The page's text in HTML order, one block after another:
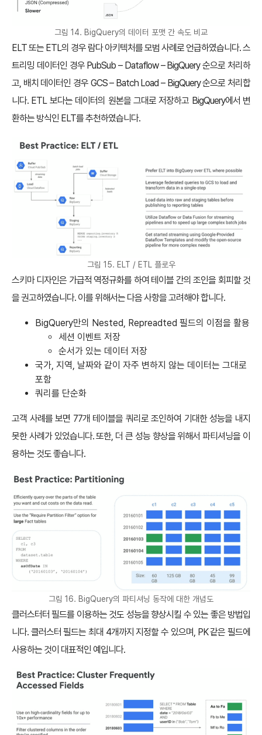
그림 14. BigQuery의 데이터 포맷 간 속도 비교
ELT 또는 ETL의 경우 람다 아키텍처를 모범 사례로 언급하였습니다. 스
트리밍 데이터인 경우 PubSub – Dataflow – BigQuery 순으로 처리하
고, 배치 데이터인 경우 GCS – Batch Load – BigQuery 순으로 처리합
니다. ETL 보다는 데이터의 원본을 그대로 저장하고 BigQuery에서 변
환하는 방식인 ELT를 추천하였습니다.
그림 15. ELT / ETL 플로우
스키마 디자인은 가급적 역정규화를 하여 테이블 간의 조인을 회피할 것
을 권고하였습니다. 이를 위해서는 다음 사항을 고려해야 합니다.
BigQuery만의 Nested, Repreadted 필드의 이점을 활용
세션 이벤트 저장
순서가 있는 데이터 저장
국가, 지역, 날짜와 같이 자주 변하지 않는 데이터는 그대로
포함
쿼리를 단순화
고객 사례를 보면 77개 테이블을 쿼리로 조인하여 기대한 성능을 내지
못한 사례가 있었습니다. 또한, 더 큰 성능 향상을 위해서 파티셔닝을 이
용하는 것도 좋습니다.
그림 16. BigQuery의 파티셔닝 동작에 대한 개념도
클러스터터 필드를 이용하는 것도 성능을 향상시킬 수 있는 좋은 방법입
니다. 클러스터 필드는 최대 4개까지 지정할 수 있으며, PK 같은 필드에
사용하는 것이 대표적인 예입니다.